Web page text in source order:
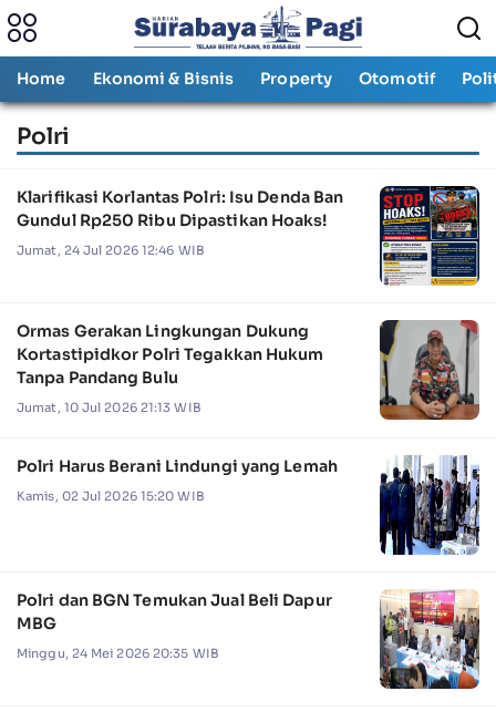
Home Ekonomi & Bisnis Property Otomotif
Polri
Klarifikasi Korlantas Polri: Isu Denda Ban
Gundul Rp250 Ribu Dipastikan Hoaks!
Jumat, 24 Jul 2026 12:46 WIB
Ormas Gerakan Lingkungan Dukung
Kortastipidkor Polri Tegakkan Hukum
Tanpa Pandang Bulu
Jumat, 10 Jul 2026 21:13 WIB
Polri Harus Berani Lindungi yang Lemah
Kamis, 02 Jul 2026 15:20 WIB
Polri dan BGN Temukan Jual Beli Dapur
MBG
Minggu, 24 Mei 2026 20:35 WIB